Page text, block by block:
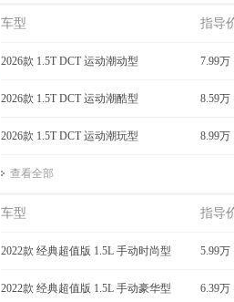
205km 元气版
获取底价
QQ冰淇
205km 元
获
车型 指导
2026款 1.5T DCT 运动潮动型 7.99万
2026款 1.5T DCT 运动潮酷型 8.59万
2026款 1.5T DCT 运动潮玩型 8.99万
查看全部
车型 指导
2022款 经典超值版 1.5L 手动时尚型 5.99万
2022款 经典超值版 1.5L 手动豪华型 6.39万